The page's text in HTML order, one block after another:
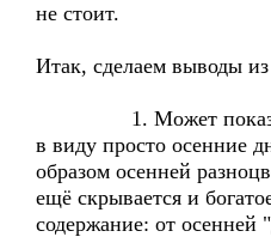
не стоит.
Итак, сделаем выводы
1. Может
в виду просто осенние
образом осенней
ещё скрывается и
содержание: от осенней